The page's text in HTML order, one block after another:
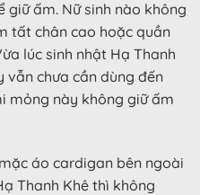
ấm. Nữ sinh nào không
tất chân cao hoặc quần
lúc sinh nhật Hạ Thanh
vẫn chưa cần dùng đến
mỏng này không giữ ấm
áo cardigan bên ngoài
Thanh Khê thì không